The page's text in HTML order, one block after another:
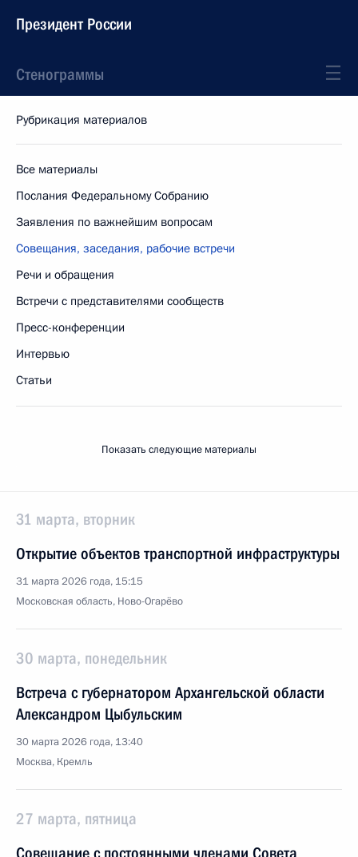
Президент России
Стенограммы
Рубрикация материалов
Все материалы
Послания Федеральному Собранию
Заявления по важнейшим вопросам
Совещания, заседания, рабочие встречи
Речи и обращения
Встречи с представителями сообществ
Пресс-конференции
Интервью
Статьи
Показать следующие материалы
31 марта, вторник
Открытие объектов транспортной инфраструктуры
31 марта 2026 года, 15:15
Московская область, Ново-Огарёво
30 марта, понедельник
Встреча с губернатором Архангельской области
Александром Цыбульским
30 марта 2026 года, 13:40
Москва, Кремль
27 марта, пятница
Совещание с постоянными членами Совета